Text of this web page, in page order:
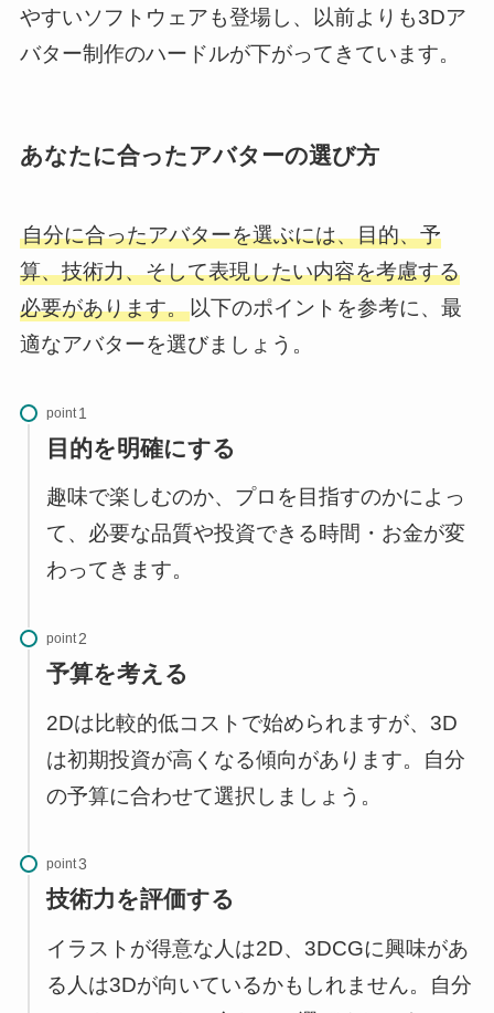
やすいソフトウェアも登場し、以前よりも3Dア
バター制作のハードルが下がってきています。
あなたに合ったアバターの選び方
自分に合ったアバターを選ぶには、目的、予
算、技術力、そして表現したい内容を考慮する
必要があります。以下のポイントを参考に、最
適なアバターを選びましょう。
point
目的を明確にする
趣味で楽しむのか、プロを目指すのかによっ
て、必要な品質や投資できる時間・お金が変
わってきます。
point
予算を考える
2Dは比較的低コストで始められますが、3D
は初期投資が高くなる傾向があります。自分
の予算に合わせて選択しましょう。
point
技術力を評価する
イラストが得意な人は2D、3DCGに興味があ
る人は3Dが向いているかもしれません。自分